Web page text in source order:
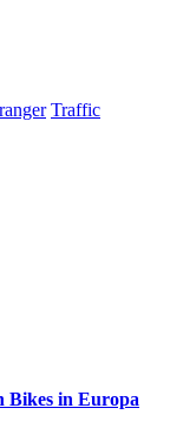
Traffic
Bikes in Europa